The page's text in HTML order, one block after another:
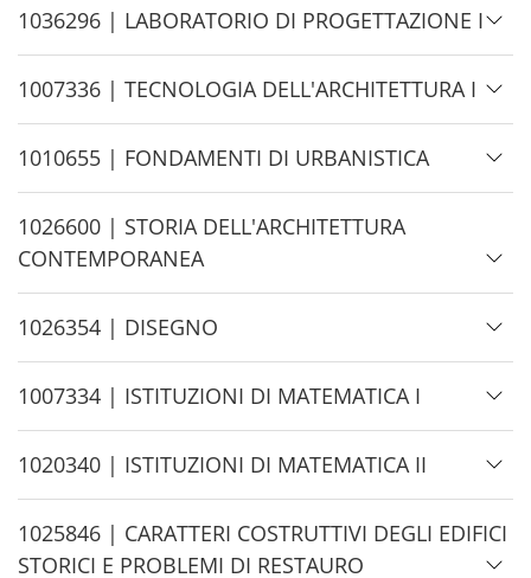
e
H
i
d
e
1036296 | LABORATORIO DI PROGETTAZIONE I
H
i
d
e
1007336 | TECNOLOGIA DELL'ARCHITETTURA I
H
i
d
e
1010655 | FONDAMENTI DI URBANISTICA
H
i
d
e
1026600 | STORIA DELL'ARCHITETTURA
CONTEMPORANEA
H
i
d
e
1026354 | DISEGNO
H
i
d
e
1007334 | ISTITUZIONI DI MATEMATICA I
H
i
d
e
1020340 | ISTITUZIONI DI MATEMATICA II
H
i
1025846 | CARATTERI COSTRUTTIVI DEGLI EDIFICI
STORICI E PROBLEMI DI RESTAURO